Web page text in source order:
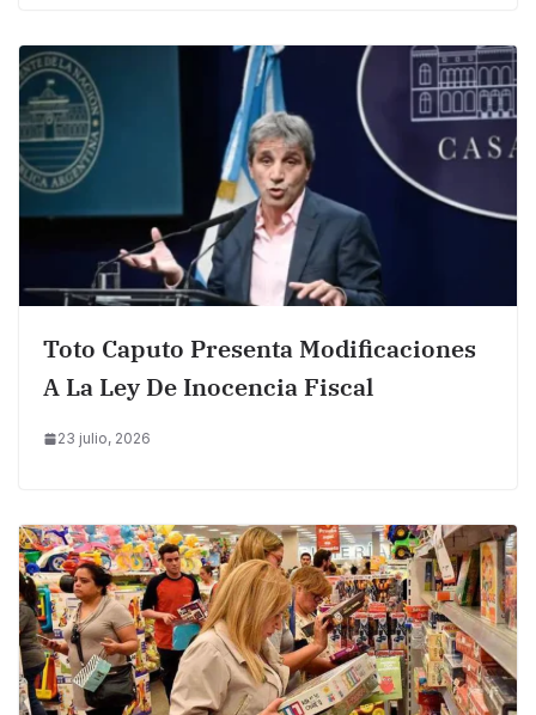
Toto Caputo Presenta Modificaciones
A La Ley De Inocencia Fiscal
23 julio, 2026